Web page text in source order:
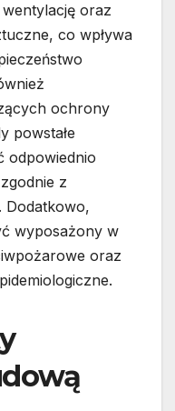
oraz
co wpływa
ochrony
powstałe
odpowiednio
z
Dodatkowo,
wyposażony w
oraz